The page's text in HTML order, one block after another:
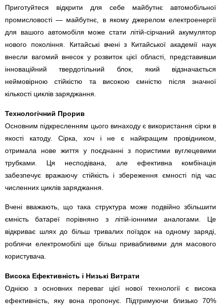
Приготуйтеся відкрити для себе майбутнє автомобільної
промисловості — майбутнє, в якому джерелом електроенергії
для вашого автомобіля може стати літій-сірчаний акумулятор
нового покоління. Китайські вчені з Китайської академії наук
внесли вагомий внесок у розвиток цієї області, представивши
інноваційний твердотільний блок, який відзначається
неймовірною стійкістю та високою ємністю після значної
кількості циклів заряджання.
Технологічний Прорив
Основним підкресленням цього винаходу є використання сірки в
якості катоду. Сірка, хоч і не є найкращим провідником,
отримала нове життя у поєднанні з пористими вуглецевими
трубками. Ця несподівана, але ефективна комбінація
забезпечує вражаючу стійкість і збереження ємності під час
численних циклів заряджання.
Вчені вважають, що така структура може подвійно збільшити
ємність батареї порівняно з літій-іонними аналогами. Це
відкриває шлях до більш тривалих поїздок на одному заряді,
роблячи електромобілі ще більш привабливими для масового
користувача.
Висока Ефективність і Низькі Витрати
Однією з основних переваг цієї нової технології є висока
ефективність, яку вона пропонує. Підтримуючи близько 70%